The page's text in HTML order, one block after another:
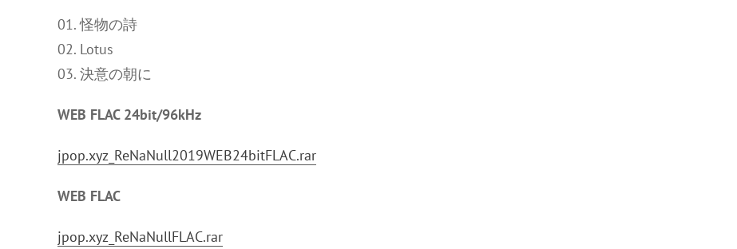
01. 怪物の詩
02. Lotus
03. 決意の朝に
WEB FLAC 24bit/96kHz
jpop.xyz_ReNaNull2019WEB24bitFLAC.rar
WEB FLAC
jpop.xyz_ReNaNullFLAC.rar